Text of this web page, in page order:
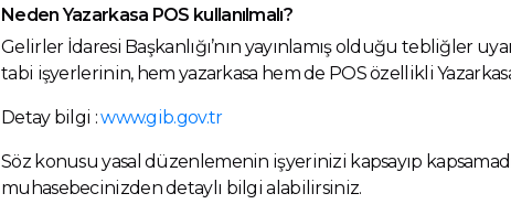
Neden Yazarkasa POS kullanılmalı?
Gelirler İdaresi Başkanlığı’nın yayınlamış olduğu tebliğler
tabi işyerlerinin, hem yazarkasa hem de POS özellikli
Detay bilgi :www.gib.gov.tr
Söz konusu yasal düzenlemenin işyerinizi kapsayıp
muhasebecinizden detaylı bilgi alabilirsiniz.